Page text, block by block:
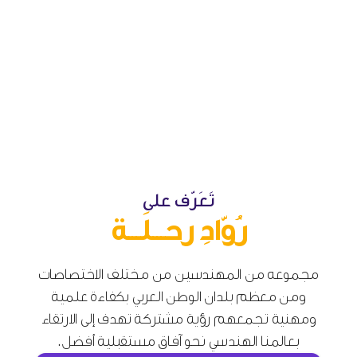
تَعَرّف على
رُوّادِ رحـــلَـــة
مجموعه من المهندسين من مختلف الاختصاصات
ومن معظم بلدان الوطن العربي بكفاءة علمية
ومهنية تجمعهم رؤية مشتركة تهدف إلى الارتقاء
بعالمنا الهندسي نحو آفاق مستقبلية أفضل.